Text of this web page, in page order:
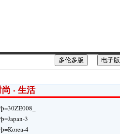
电子版
多伦多版
· 生活
3
4